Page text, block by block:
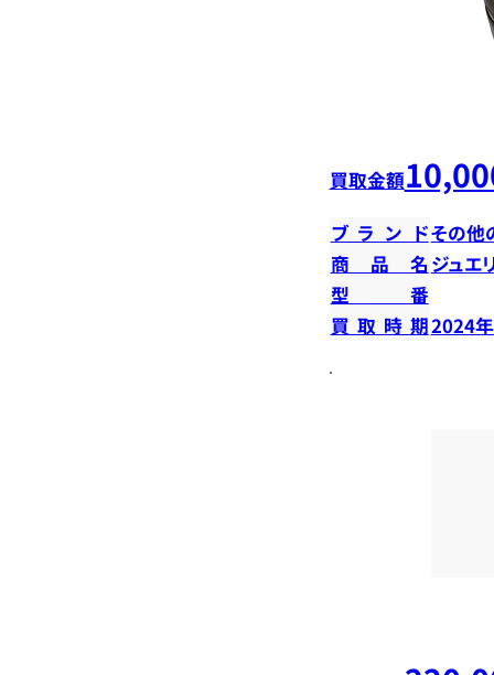
買取金額
ブランドその他
商品名 ジュエ
型番
買取時期2024